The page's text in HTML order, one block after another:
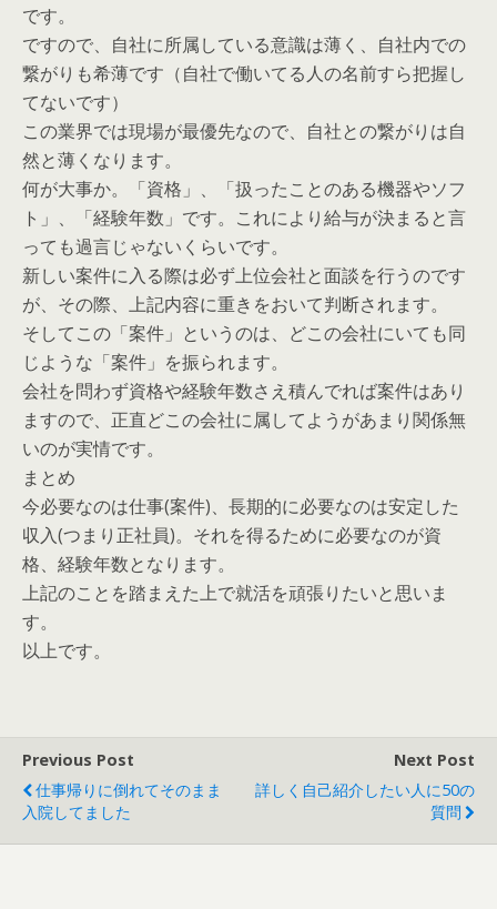
です。
ですので、自社に所属している意識は薄く、自社内での
繋がりも希薄です（自社で働いてる人の名前すら把握し
てないです）
この業界では現場が最優先なので、自社との繋がりは自
然と薄くなります。
何が大事か。「資格」、「扱ったことのある機器やソフ
ト」、「経験年数」です。これにより給与が決まると言
っても過言じゃないくらいです。
新しい案件に入る際は必ず上位会社と面談を行うのです
が、その際、上記内容に重きをおいて判断されます。
そしてこの「案件」というのは、どこの会社にいても同
じような「案件」を振られます。
会社を問わず資格や経験年数さえ積んでれば案件はあり
ますので、正直どこの会社に属してようがあまり関係無
いのが実情です。
まとめ
今必要なのは仕事(案件)、長期的に必要なのは安定した
収入(つまり正社員)。それを得るために必要なのが資
格、経験年数となります。
上記のことを踏まえた上で就活を頑張りたいと思いま
す。
以上です。
Previous Post
仕事帰りに倒れてそのまま
入院してました
Next Post
詳しく自己紹介したい人に50の
質問